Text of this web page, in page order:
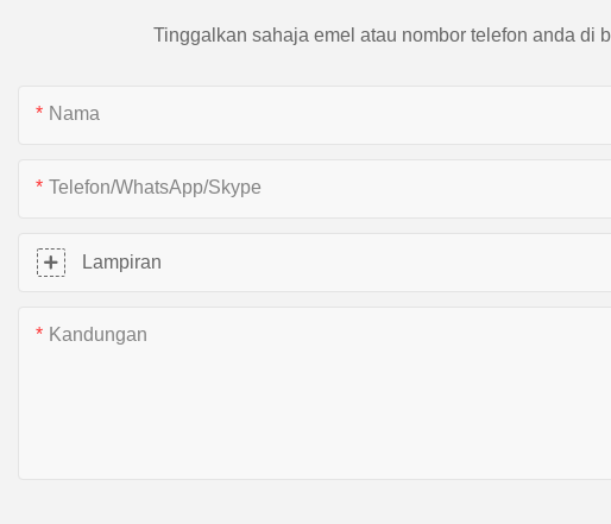
Tinggalkan sahaja emel atau nombor telefon anda di
Nama
Telefon/WhatsApp/Skype
Lampiran
Kandungan